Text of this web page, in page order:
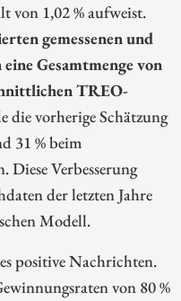
von 1,02 % aufweist.
gemessenen und
Gesamtmenge von
TREO-
die vorherige Schätzung
31 % beim
Diese Verbesserung
der letzten Jahre
Modell.
positive Nachrichten.
von 80 %